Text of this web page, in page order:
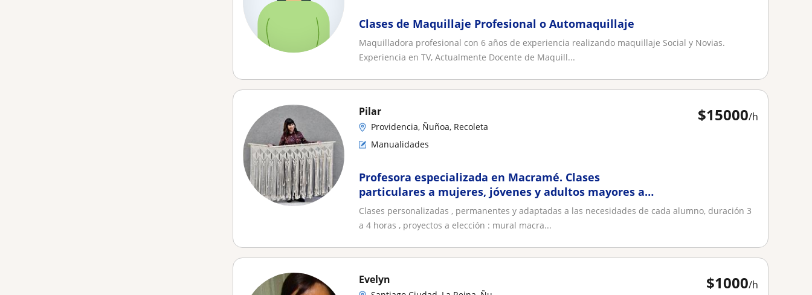
Clases de Maquillaje Profesional o Automaquillaje
Maquilladora profesional con 6 años de experiencia realizando maquillaje Social y Novias.
Experiencia en TV, Actualmente Docente de Maquill...
$15000/h
Pilar
Providencia, Ñuñoa, Recoleta
Manualidades
Profesora especializada en Macramé. Clases
particulares a mujeres, jóvenes y adultos mayores a
domicilio o en taller, inscribete 👇
Clases personalizadas , permanentes y adaptadas a las necesidades de cada alumno, duración 3
a 4 horas , proyectos a elección : mural macra...
$1000/h
Evelyn